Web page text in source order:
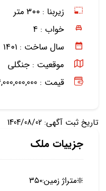
زیربنا : ۳۰۰ متر
خواب : ۴
سال ساخت : ۱۴۰۱
موقعیت : جنگلی
قیمت : 14,000,000,000 تومان /
تاریخ ثبت آگهی: 1404/08/02
جزییات ملک
❇️متراژ زمین:۳۵۰